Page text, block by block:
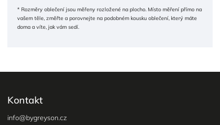
* Rozměry oblečení jsou měřeny rozložené na plocho. Místo měření přímo na
vašem těle, změřte a porovnejte na podobném kousku oblečení, který máte
doma a víte, jak vám sedí.
Kontakt
info@bygreyson.cz